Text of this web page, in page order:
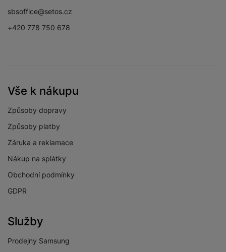
sbsoffice@setos.cz
+420 778 750 678
Vše k nákupu
Způsoby dopravy
Způsoby platby
Záruka a reklamace
Nákup na splátky
Obchodní podmínky
GDPR
Služby
Prodejny Samsung